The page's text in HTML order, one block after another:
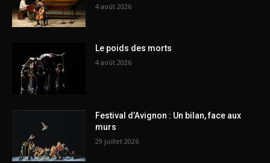
4 août 2026
Le poids des morts
4 août 2026
Festival d’Avignon : Un bilan, face aux
murs
29 juillet 2026